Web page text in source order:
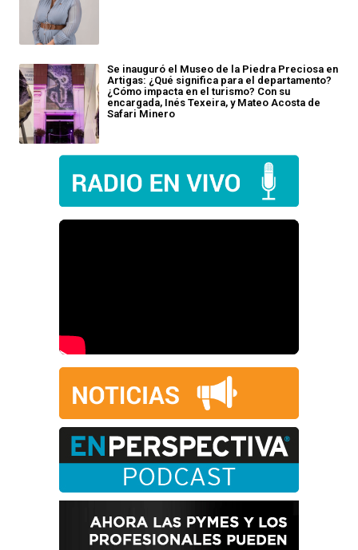
Se inauguró el Museo de la Piedra Preciosa en
Artigas: ¿Qué significa para el departamento?
¿Cómo impacta en el turismo? Con su
encargada, Inés Texeira, y Mateo Acosta de
Safari Minero